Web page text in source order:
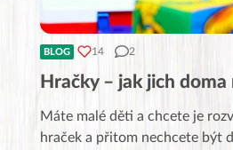
BLOG 14 2
Hračky – jak jich
Máte malé děti a chcete je
hraček a přitom nechcete být